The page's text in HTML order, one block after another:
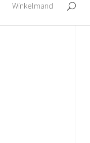
Winkelmand